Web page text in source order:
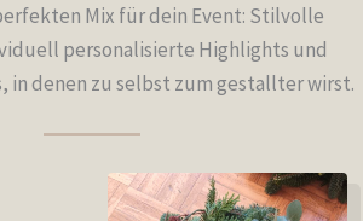
Mix für dein Event: Stilvolle
personalisierte Highlights und
in denen zu selbst zum gestallter wirst.